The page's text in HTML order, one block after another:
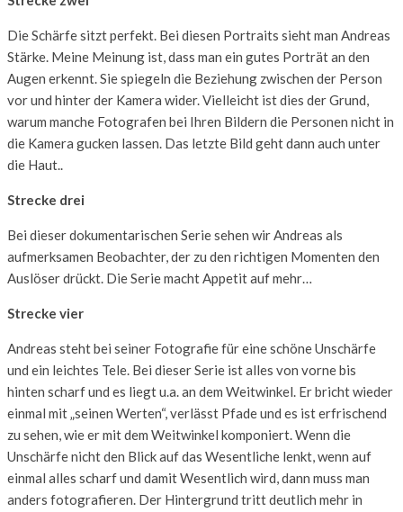
Die Schärfe sitzt perfekt. Bei diesen Portraits sieht man Andreas
Stärke. Meine Meinung ist, dass man ein gutes Porträt an den
Augen erkennt. Sie spiegeln die Beziehung zwischen der Person
vor und hinter der Kamera wider. Vielleicht ist dies der Grund,
warum manche Fotografen bei Ihren Bildern die Personen nicht in
die Kamera gucken lassen. Das letzte Bild geht dann auch unter
die Haut..
Strecke drei
Bei dieser dokumentarischen Serie sehen wir Andreas als
aufmerksamen Beobachter, der zu den richtigen Momenten den
Auslöser drückt. Die Serie macht Appetit auf mehr…
Strecke vier
Andreas steht bei seiner Fotografie für eine schöne Unschärfe
und ein leichtes Tele. Bei dieser Serie ist alles von vorne bis
hinten scharf und es liegt u.a. an dem Weitwinkel. Er bricht wieder
einmal mit „seinen Werten“, verlässt Pfade und es ist erfrischend
zu sehen, wie er mit dem Weitwinkel komponiert. Wenn die
Unschärfe nicht den Blick auf das Wesentliche lenkt, wenn auf
einmal alles scharf und damit Wesentlich wird, dann muss man
anders fotografieren. Der Hintergrund tritt deutlich mehr in